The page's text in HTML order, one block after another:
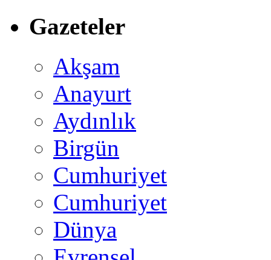
Gazeteler
Akşam
Anayurt
Aydınlık
Birgün
Cumhuriyet
Cumhuriyet
Dünya